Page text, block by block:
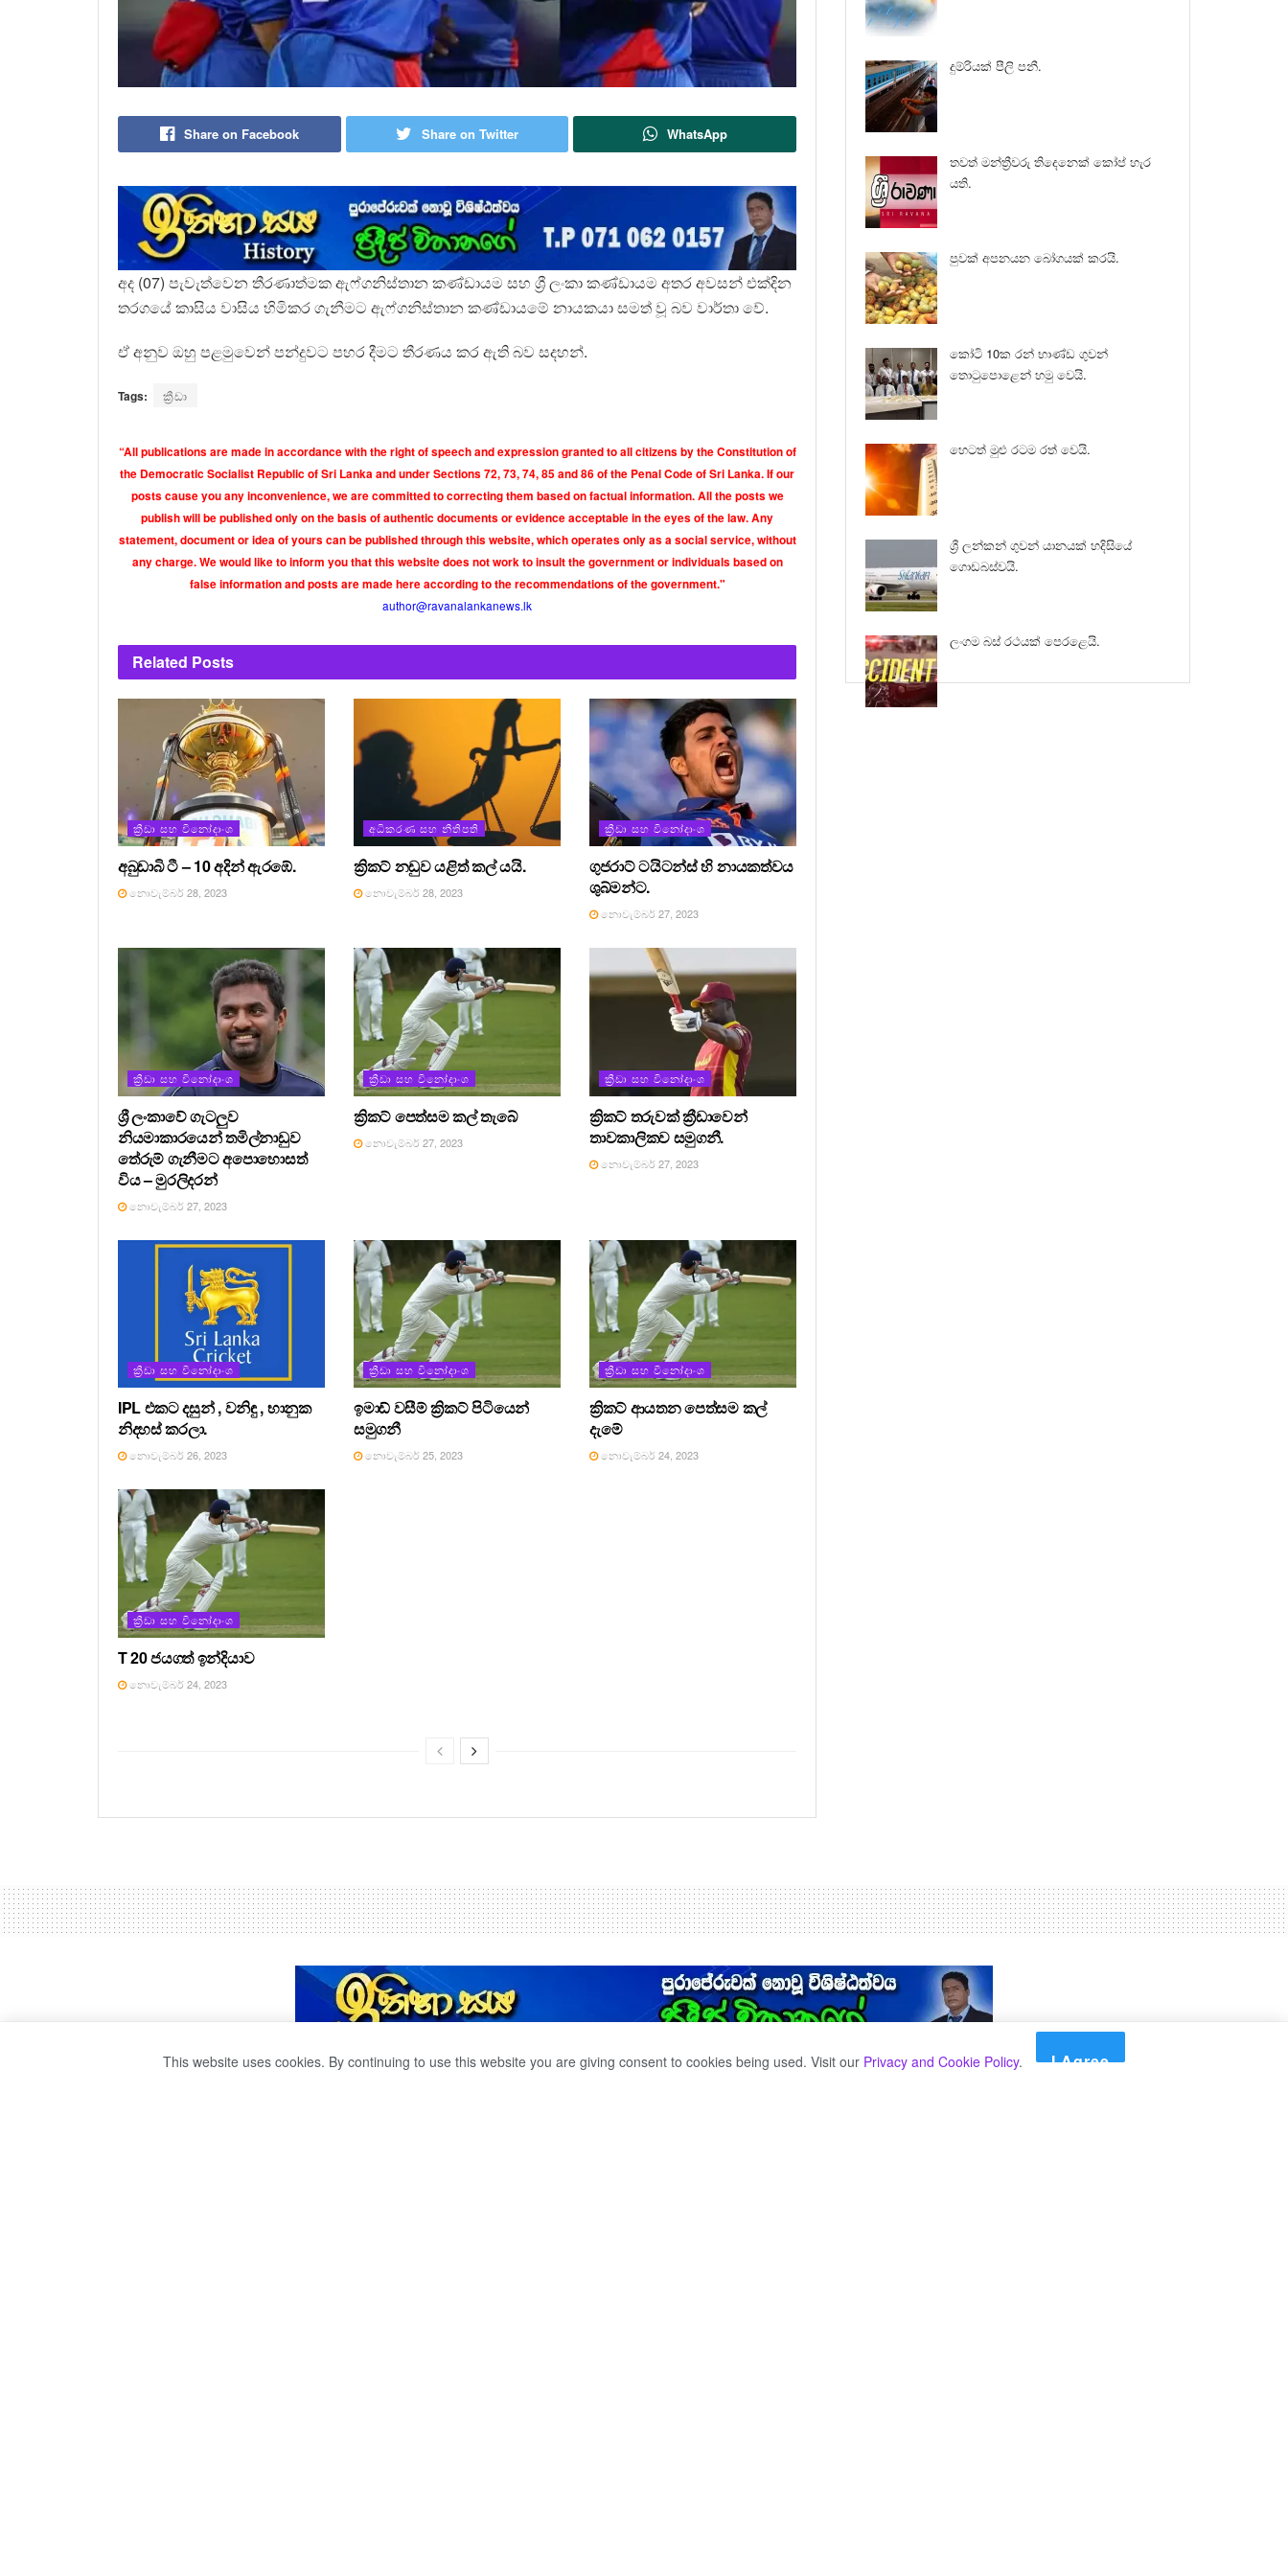
Share on Facebook Share on Twitter WhatsApp
අද (07) පැවැත්වෙන තීරණාත්මක ඇෆ්ගනිස්තාන කණ්ඩායම සහ ශ්‍රී ලංකා කණ්ඩායම අතර අවසන් එක්දින
තරගයේ කාසිය වාසිය හිමිකර ගැනීමට ඇෆ්ගනිස්තාන කණ්ඩායමේ නායකයා සමත් වූ බව වාර්තා වේ.
ඒ අනුව ඔහු පළමුවෙන් පන්දුවට පහර දීමට තීරණය කර ඇති බව සදහන්.
Tags: ක්‍රීඩා
“All publications are made in accordance with the right of speech and expression granted to all citizens by the Constitution of
the Democratic Socialist Republic of Sri Lanka and under Sections 72, 73, 74, 85 and 86 of the Penal Code of Sri Lanka. If our
posts cause you any inconvenience, we are committed to correcting them based on factual information. All the posts we
publish will be published only on the basis of authentic documents or evidence acceptable in the eyes of the law. Any
statement, document or idea of yours can be published through this website, which operates only as a social service, without
any charge. We would like to inform you that this website does not work to insult the government or individuals based on
false information and posts are made here according to the recommendations of the government."
author@ravanalankanews.lk
Related Posts
ක්‍රීඩා සහ විනෝදාංශ
අබුඩාබි ටී – 10 අදින් ඇරඹේ.
නොවැම්බර් 28, 2023
අධිකරණ සහ නීතිපති
ක්‍රිකට් නඩුව යළිත් කල් යයි.
නොවැම්බර් 28, 2023
ක්‍රීඩා සහ විනෝදාංශ
ගුජරාට් ටයිටන්ස් හි නායකත්වය
ශුබ්මන්ට.
නොවැම්බර් 27, 2023
ක්‍රීඩා සහ විනෝදාංශ
ශ්‍රී ලංකාවේ ගැටලුව
නියමාකාරයෙන් තමිල්නාඩුව
තේරුම් ගැනීමට අපොහොසත්
විය – මුරලිදරන්
නොවැම්බර් 27, 2023
ක්‍රීඩා සහ විනෝදාංශ
ක්‍රිකට් පෙත්සම කල් තැබේ
නොවැම්බර් 27, 2023
ක්‍රීඩා සහ විනෝදාංශ
ක්‍රිකට් තරුවක් ක්‍රීඩාවෙන්
තාවකාලිකව සමුගනී.
නොවැම්බර් 27, 2023
ක්‍රීඩා සහ විනෝදාංශ
IPL එකට දසුන් , වනිඳු , භානුක
නිදහස් කරලා.
නොවැම්බර් 26, 2023
ක්‍රීඩා සහ විනෝදාංශ
ඉමාඩ් වසීම් ක්‍රිකට් පිටියෙන්
සමුගනී
නොවැම්බර් 25, 2023
ක්‍රීඩා සහ විනෝදාංශ
ක්‍රිකට් ආයතන පෙත්සම කල්
දැමේ
නොවැම්බර් 24, 2023
ක්‍රීඩා සහ විනෝදාංශ
T 20 ජයගත් ඉන්දියාව
නොවැම්බර් 24, 2023
දුම්රියක් පීලි පනී.
තවත් මන්ත්‍රීවරු තිදෙනෙක් කෝප් හැර
යති.
පුවක් අපනයන බෝගයක් කරයි.
කෝටි 10ක රන් භාණ්ඩ ගුවන්
තොටුපොළෙන් හමු වෙයි.
හෙටත් මුළු රටම රත් වෙයි.
ශ්‍රී ලන්කන් ගුවන් යානයක් හදිසියේ
ගොඩබස්වයි.
ලංගම බස් රථයක් පෙරළෙයි.
This website uses cookies. By continuing to use this website you are giving consent to cookies being used. Visit our Privacy and Cookie Policy. I Agree